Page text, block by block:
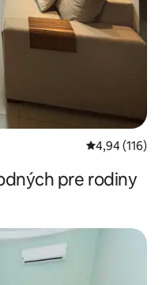
Priemerné
4,94 (116)
pre rodiny